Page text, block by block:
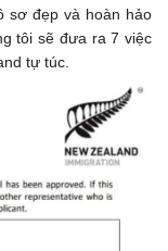
sơ đẹp và hoàn hảo
tôi sẽ đưa ra 7 việc
tự túc.